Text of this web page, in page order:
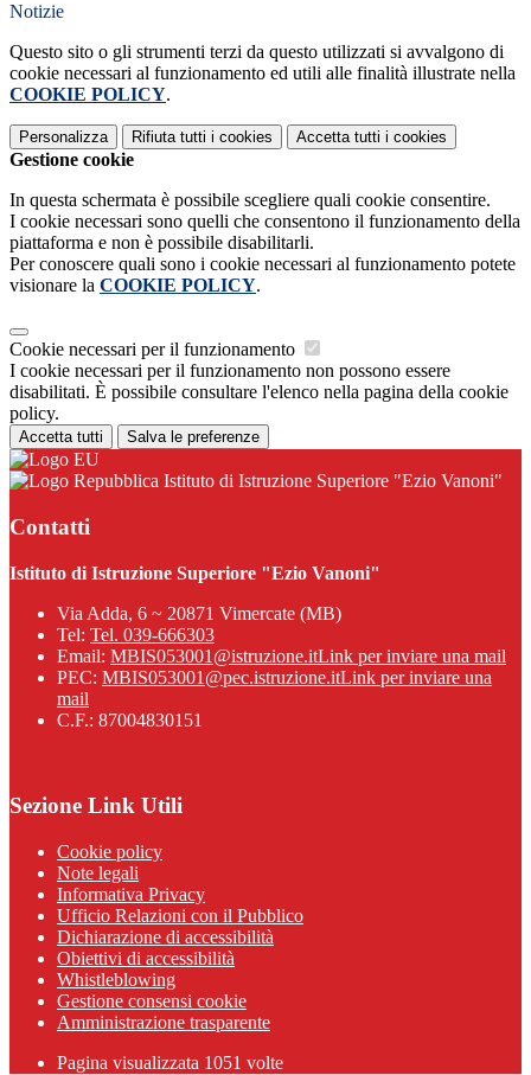
Notizie
Questo sito o gli strumenti terzi da questo utilizzati si avvalgono di
cookie necessari al funzionamento ed utili alle finalità illustrate nella
COOKIE POLICY.
Personalizza Rifiuta tutti i cookies Accetta tutti i cookies
Gestione cookie
In questa schermata è possibile scegliere quali cookie consentire.
I cookie necessari sono quelli che consentono il funzionamento della
piattaforma e non è possibile disabilitarli.
Per conoscere quali sono i cookie necessari al funzionamento potete
visionare la COOKIE POLICY.
Cookie necessari per il funzionamento
I cookie necessari per il funzionamento non possono essere
disabilitati. È possibile consultare l'elenco nella pagina della cookie
policy.
Accetta tutti Salva le preferenze
Istituto di Istruzione Superiore "Ezio Vanoni"
Contatti
Istituto di Istruzione Superiore "Ezio Vanoni"
Via Adda, 6 ~ 20871 Vimercate (MB)
Tel: Tel. 039-666303
Email: MBIS053001@istruzione.itLink per inviare una mail
PEC: MBIS053001@pec.istruzione.itLink per inviare una
mail
C.F.: 87004830151
Sezione Link Utili
Cookie policy
Note legali
Informativa Privacy
Ufficio Relazioni con il Pubblico
Dichiarazione di accessibilità
Obiettivi di accessibilità
Whistleblowing
Gestione consensi cookie
Amministrazione trasparente
Pagina visualizzata 1051 volte